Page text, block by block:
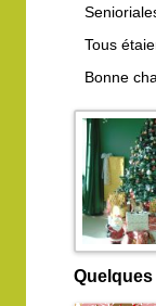
Tous
Bonne